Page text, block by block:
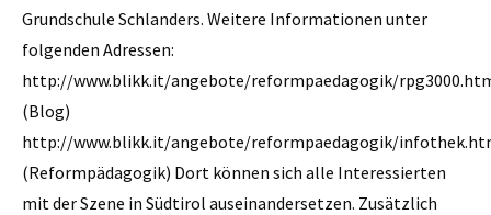
Grundschule Schlanders. Weitere Informationen unter
folgenden Adressen:
http://www.blikk.it/angebote/reformpaedagogik/
(Blog)
http://www.blikk.it/angebote/reformpaedagogik/
(Reform­pädagogik) Dort können sich alle Interessierten
mit der Szene in Süd­tirol auseinandersetzen. Zusätzlich